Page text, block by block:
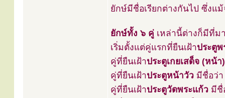
ยักษ์มีชื่อเรียกต่างกันไป ซึ่งแ
ยักษ์ทั้ง ๖ คู่ เหล่านี้ต่างก็มีที่ม
เริ่มตั้งแต่คู่แรกที่ยืนเฝ้าประตูพ
คู่ที่ยืนเฝ้าประตูเกยเสด็จ (หน้า)
คู่ที่ยืนเฝ้าประตูหน้าวัว มีชื่อว่
คู่ที่ยืนเฝ้าประตูวัดพระแก้ว มีชื่